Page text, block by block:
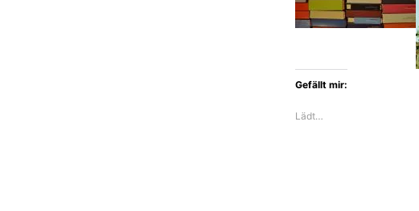
Gefällt mir:
Lädt…